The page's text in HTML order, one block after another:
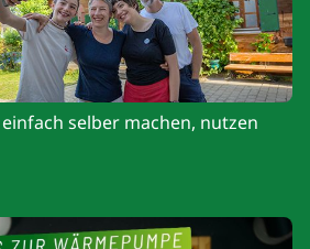
selber machen, nutzen